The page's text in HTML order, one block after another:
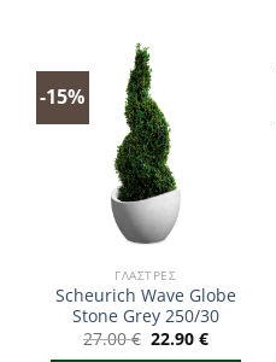
-15%
ΓΛΆΣΤΡΕΣ
Scheurich Wave Globe
Stone Grey 250/30
27.00€ Original
price
22.90 €Η
τρέχουσα